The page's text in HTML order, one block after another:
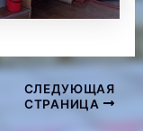
СЛЕДУЮЩАЯ
СТРАНИЦА